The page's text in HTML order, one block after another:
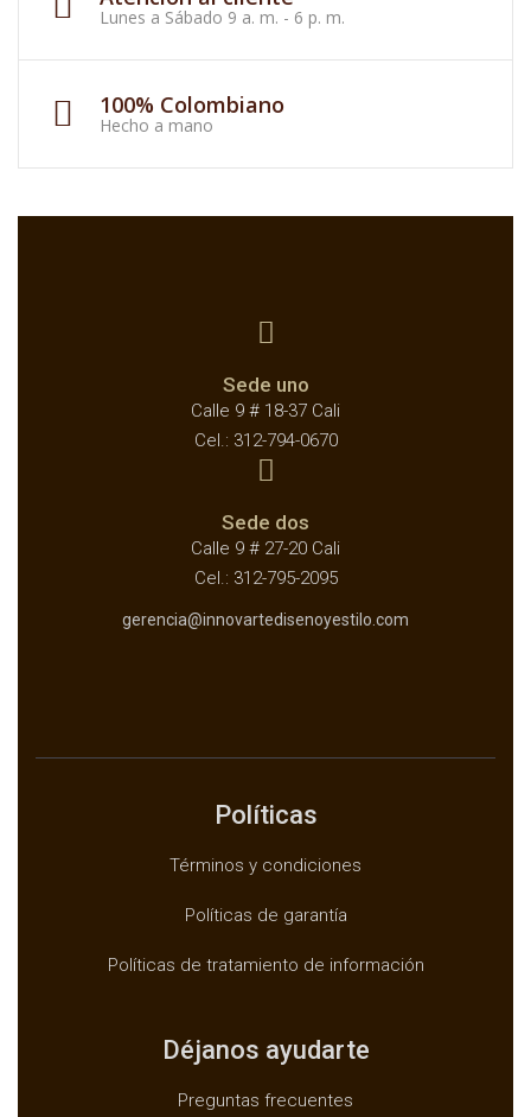
Lunes a Sábado 9 a. m. - 6 p. m.
100% Colombiano
Hecho a mano
Sede uno
Calle 9 # 18-37 Cali
Cel.: 312-794-0670
Sede dos
Calle 9 # 27-20 Cali
Cel.: 312-795-2095
gerencia@innovartedisenoyestilo.com
Políticas
Términos y condiciones
Políticas de garantía
Políticas de tratamiento de información
Déjanos ayudarte
Preguntas frecuentes